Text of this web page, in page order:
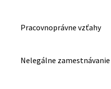
Pracovnoprávne vzťahy
Nelegálne zamestnávanie